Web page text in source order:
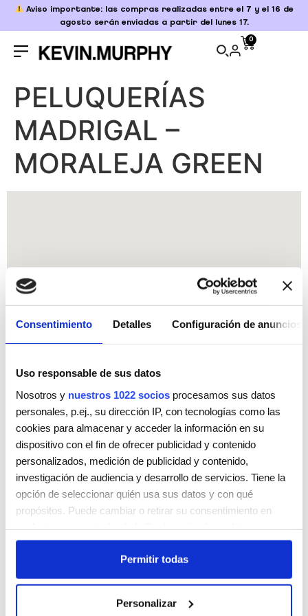
Consentimiento Detalles Configuración de anuncios
Uso responsable de sus datos
Nosotros y nuestros 1022 socios procesamos sus datos
personales, p.ej., su dirección IP, con tecnologías como las
cookies para almacenar y acceder la información en su
dispositivo con el fin de ofrecer publicidad y contenido
personalizados, medición de publicidad y contenido,
investigación de audiencia y desarrollo de servicios. Tiene la
opción de seleccionar quién usa sus datos y con qué
propósitos. Puede cambiar o retirar su consentimiento en
clicando en el Menú de consentimiento.
Si lo permite, también quisiéramos:
que puede tener una precisión de varios metros
Permitir todas
Personalizar
Aviso importante: las compras realizadas entre el 7 y el 16 de
agosto serán enviadas a partir del lunes 17.
0
PELUQUERÍAS
MADRIGAL –
MORALEJA GREEN
PELUQUERÍAS MADRIGAL – MORALEJA GREEN
Av. de Europa, 12
Alcobendas
Madrid
28108
Teléfono:+34916615219
Lunes
10:00 AM - 9:00 PM
10:00 AM - 9:00 PM
Miércoles
Jueves
10:00 AM - 9:00 PM
10:00 AM - 9:00 PM